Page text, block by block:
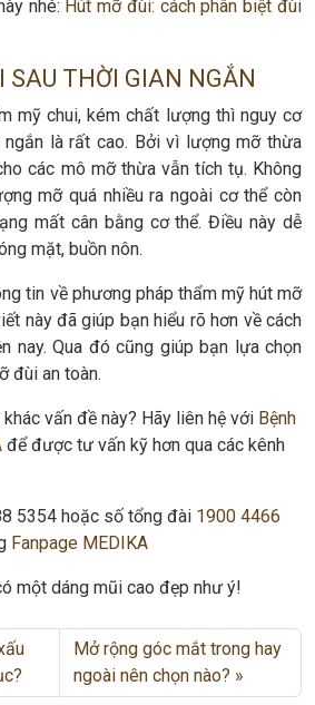
nhé: Hút mỡ đùi: cách phân biệt đùi
SAU THỜI GIAN NGẮN
mỹ chui, kém chất lượng thì nguy cơ
là rất cao. Bởi vì lượng mỡ thừa
các mô mỡ thừa vẫn tích tụ. Không
mỡ quá nhiều ra ngoài cơ thể còn
mất cân bằng cơ thể. Điều này dễ
mặt, buồn nôn.
tin về phương pháp thẩm mỹ hút mỡ
này đã giúp bạn hiểu rõ hơn về cách
nay. Qua đó cũng giúp bạn lựa chọn
đùi an toàn.
vấn đề này? Hãy liên hệ với Bệnh
để được tư vấn kỹ hơn qua các kênh
5354 hoặc số tổng đài 1900 4466
Fanpage MEDIKA
một dáng mũi cao đẹp như ý!
Mở rộng góc mắt trong hay
ngoài nên chọn nào?